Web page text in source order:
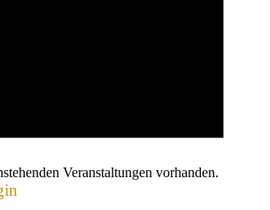
Veranstaltungen vorhanden.